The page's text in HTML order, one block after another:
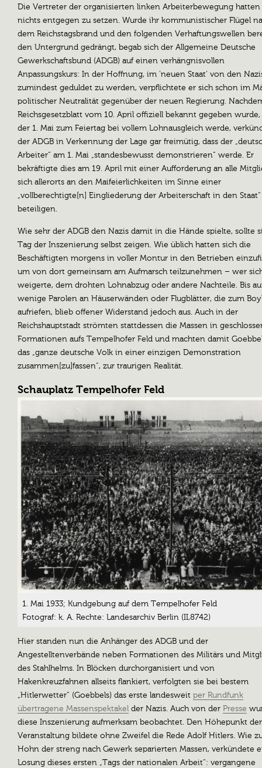
Die Vertreter der organisierten linken Arbeiterbewegung hatten
nichts entgegen zu setzen. Wurde ihr kommunistischer Flügel
dem Reichstagsbrand und den folgenden Verhaftungswellen
den Untergrund gedrängt, begab sich der Allgemeine Deutsche
Gewerkschaftsbund (ADGB) auf einen verhängnisvollen
Anpassungskurs: In der Hoffnung, im ’neuen Staat‘ von den
zumindest geduldet zu werden, verpflichtete er sich schon im
politischer Neutralität gegenüber der neuen Regierung.
Reichsgesetzblatt vom 10. April offiziell bekannt gegeben wurde,
der 1. Mai zum Feiertag bei vollem Lohnausgleich werde,
der ADGB in Verkennung der Lage gar freimütig, dass der
Arbeiter“ am 1. Mai „standesbewusst demonstrieren“ werde. Er
bekräftigte dies am 19. April mit einer Aufforderung an alle
sich allerorts an den Maifeierlichkeiten im Sinne einer
„vollberechtigte[n] Eingliederung der Arbeiterschaft in den
beteiligen.
Wie sehr der ADGB den Nazis damit in die Hände spielte, sollte
Tag der Inszenierung selbst zeigen. Wie üblich hatten sich die
Beschäftigten morgens in voller Montur in den Betrieben
um von dort gemeinsam am Aufmarsch teilzunehmen – wer
weigerte, dem drohten Lohnabzug oder andere Nachteile. Bis
wenige Parolen an Häuserwänden oder Flugblätter, die zum
aufriefen, blieb offener Widerstand jedoch aus. Auch in der
Reichshauptstadt strömten stattdessen die Massen in
Formationen aufs Tempelhofer Feld und machten damit
das „ganze deutsche Volk in einer einzigen Demonstration
zusammen[zu]fassen“, zur traurigen Realität.
Schauplatz Tempelhofer Feld
1. Mai 1933; Kundgebung auf dem Tempelhofer Feld
Fotograf: k. A. Rechte: Landesarchiv Berlin (II,8742)
Hier standen nun die Anhänger des ADGB und der
Angestelltenverbände neben Formationen des Militärs und
des Stahlhelms. In Blöcken durchorganisiert und von
Hakenkreuzfahnen allseits flankiert, verfolgten sie bei bestem
„Hitlerwetter“ (Goebbels) das erste landesweit per Rundfunk
übertragene Massenspektakel der Nazis. Auch von der Presse
diese Inszenierung aufmerksam beobachtet. Den Höhepunkt der
Veranstaltung bildete ohne Zweifel die Rede Adolf Hitlers. Wie
Hohn der streng nach Gewerk separierten Massen, verkündete
Losung dieses ersten „Tags der nationalen Arbeit“: vergangene